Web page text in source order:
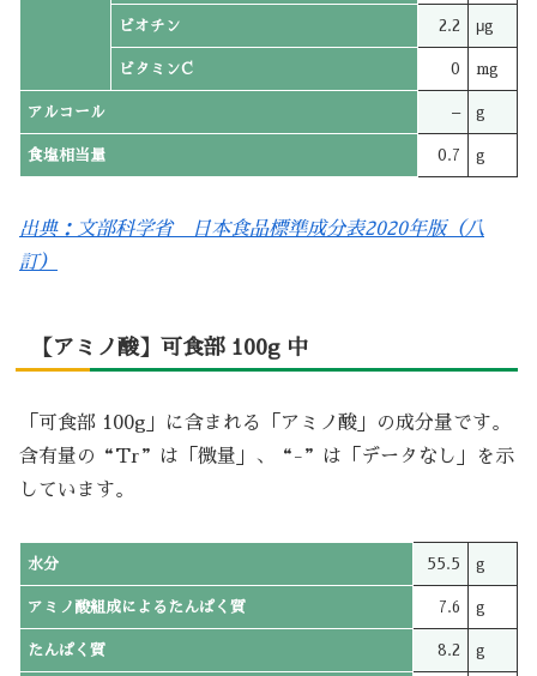
ビオチン 2.2 μg
ビタミンC 0 mg
アルコール – g
食塩相当量 0.7 g
出典：文部科学省 日本食品標準成分表2020年版（八
訂）
【アミノ酸】可食部 100g 中
「可食部 100g」に含まれる「アミノ酸」の成分量です。
含有量の“Tr”は「微量」、“-”は「データなし」を示
しています。
水分 55.5 g
アミノ酸組成によるたんぱく質 7.6 g
たんぱく質 8.2 g